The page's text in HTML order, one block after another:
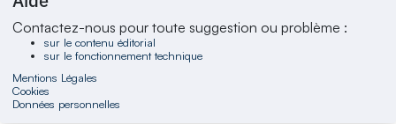
Contactez-nous pour toute suggestion ou problème :
sur le contenu éditorial
sur le fonctionnement technique
Mentions Légales
Cookies
Données personnelles